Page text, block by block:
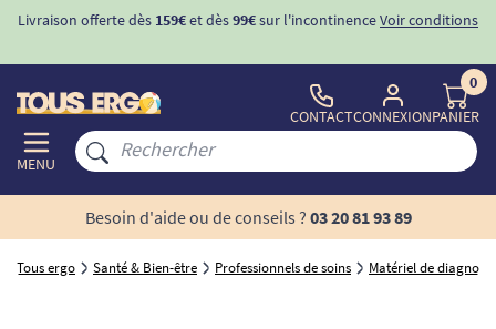
Livraison offerte dès 159€et dès99€sur l'incontinenceVoir conditions
MENU
CONTACTCONNEXION
0
PANIER
Besoin d'aide ou de conseils ? 03 20 81 93 89
Tous ergo Santé & Bien-être Professionnels de soins Matériel de